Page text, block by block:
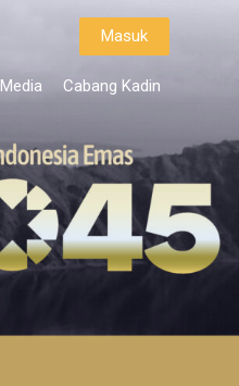
Masuk
Media Cabang Kadin